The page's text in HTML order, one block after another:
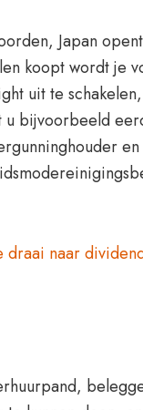
Japan
koopt wordt je
uit te
u bijvoorbeeld
naar